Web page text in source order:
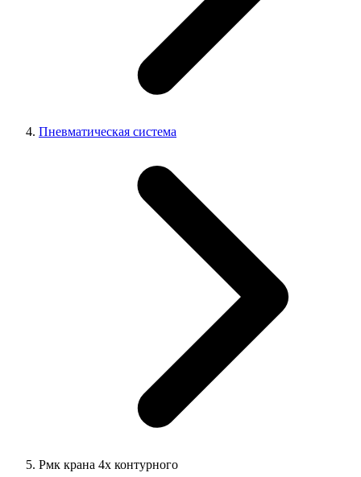
Пневматическая система
Рмк крана 4х контурного